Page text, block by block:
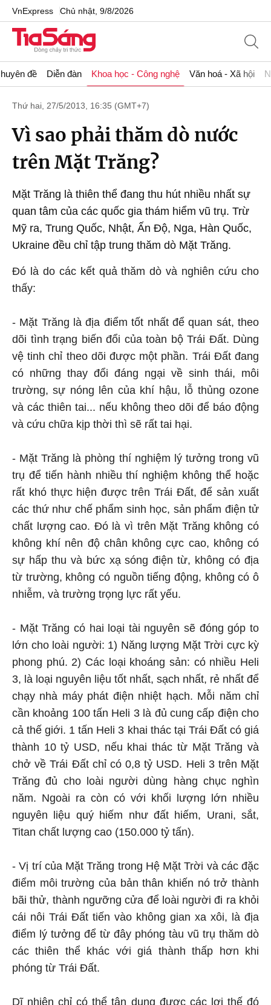
VnExpress Chủ nhật, 9/8/2026
đề Diễn đàn Khoa học - Công nghệ Văn hoá - Xã hội
Thứ hai, 27/5/2013, 16:35 (GMT+7)
Vì sao phải thăm dò nước
trên Mặt Trăng?
Mặt Trăng là thiên thể đang thu hút nhiều nhất sự
quan tâm của các quốc gia thám hiểm vũ trụ. Trừ
Mỹ ra, Trung Quốc, Nhật, Ấn Độ, Nga, Hàn Quốc,
Ukraine đều chỉ tập trung thăm dò Mặt Trăng.
Đó là do các kết quả thăm dò và nghiên cứu cho
thấy:
- Mặt Trăng là địa điểm tốt nhất để quan sát, theo
dõi tình trạng biến đổi của toàn bộ Trái Đất. Dùng
vệ tinh chỉ theo dõi được một phần. Trái Đất đang
có những thay đổi đáng ngại về sinh thái, môi
trường, sự nóng lên của khí hậu, lỗ thủng ozone
và các thiên tai... nếu không theo dõi để báo động
và cứu chữa kịp thời thì sẽ rất tai hại.
- Mặt Trăng là phòng thí nghiệm lý tưởng trong vũ
trụ để tiến hành nhiều thí nghiệm không thể hoặc
rất khó thực hiện được trên Trái Đất, để sản xuất
các thứ như chế phẩm sinh học, sản phẩm điện tử
chất lượng cao. Đó là vì trên Mặt Trăng không có
không khí nên độ chân không cực cao, không có
sự hấp thu và bức xạ sóng điện từ, không có địa
từ trường, không có nguồn tiếng động, không có ô
nhiễm, và trường trọng lực rất yếu.
- Mặt Trăng có hai loại tài nguyên sẽ đóng góp to
lớn cho loài người: 1) Năng lượng Mặt Trời cực kỳ
phong phú. 2) Các loại khoáng sản: có nhiều Heli
3, là loại nguyên liệu tốt nhất, sạch nhất, rẻ nhất để
chạy nhà máy phát điện nhiệt hạch. Mỗi năm chỉ
cần khoảng 100 tấn Heli 3 là đủ cung cấp điện cho
cả thế giới. 1 tấn Heli 3 khai thác tại Trái Đất có giá
thành 10 tỷ USD, nếu khai thác từ Mặt Trăng và
chở về Trái Đất chỉ có 0,8 tỷ USD. Heli 3 trên Mặt
Trăng đủ cho loài người dùng hàng chục nghìn
năm. Ngoài ra còn có với khối lượng lớn nhiều
nguyên liệu quý hiếm như đất hiếm, Urani, sắt,
Titan chất lượng cao (150.000 tỷ tấn).
- Vị trí của Mặt Trăng trong Hệ Mặt Trời và các đặc
điểm môi trường của bản thân khiến nó trở thành
bãi thử, thành ngưỡng cửa để loài người đi ra khỏi
cái nôi Trái Đất tiến vào không gian xa xôi, là địa
điểm lý tưởng để từ đây phóng tàu vũ trụ thăm dò
các thiên thể khác với giá thành thấp hơn khi
phóng từ Trái Đất.
Dĩ nhiên chỉ có thể tận dụng được các lợi thế đó